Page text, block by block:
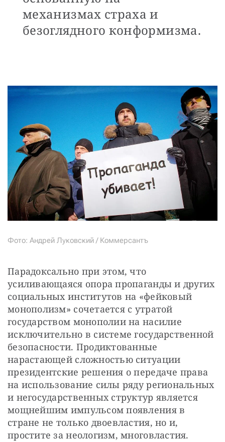
механизмах страха и
безоглядного конформизма.
Фото: Андрей Луковский / Коммерсантъ
Парадоксально при этом, что
усиливающаяся опора пропаганды и других
социальных институтов на «фейковый
монополизм» сочетается с утратой
государством монополии на насилие
исключительно в системе государственной
безопасности. Продиктованные
нарастающей сложностью ситуации
президентские решения о передаче права
на использование силы ряду региональных
и негосударственных структур является
мощнейшим импульсом появления в
стране не только двоевластия, но и,
простите за неологизм, многовластия.